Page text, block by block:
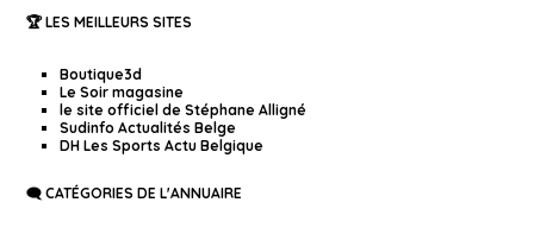
🏆 LES MEILLEURS SITES
Boutique3d
Le Soir magasine
le site officiel de Stéphane Alligné
Sudinfo Actualités Belge
DH Les Sports Actu Belgique
🗨️ CATÉGORIES DE L'ANNUAIRE